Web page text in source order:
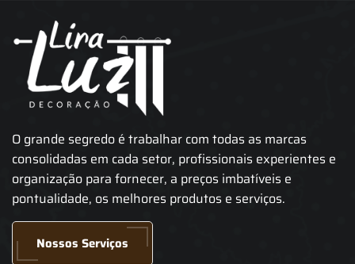
O grande segredo é trabalhar com todas as marcas
consolidadas em cada setor, profissionais experientes e
organização para fornecer, a preços imbatíveis e
pontualidade, os melhores produtos e serviços.
Nossos Serviços